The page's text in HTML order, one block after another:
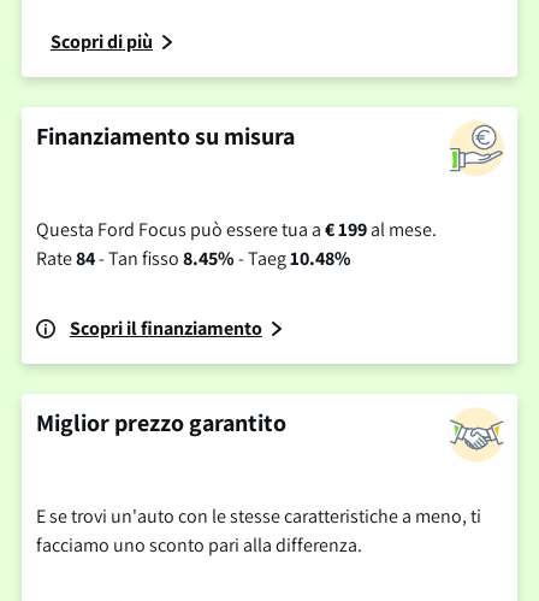
Scopri di più
Finanziamento su misura
Questa Ford Focus può essere tua a€ 199al mese.
Rate84- Tan fisso8.45%- Taeg10.48%
Scopri il finanziamento
Miglior prezzo garantito
E se trovi un'auto con le stesse caratteristiche a meno, ti
facciamo uno sconto pari alla differenza.